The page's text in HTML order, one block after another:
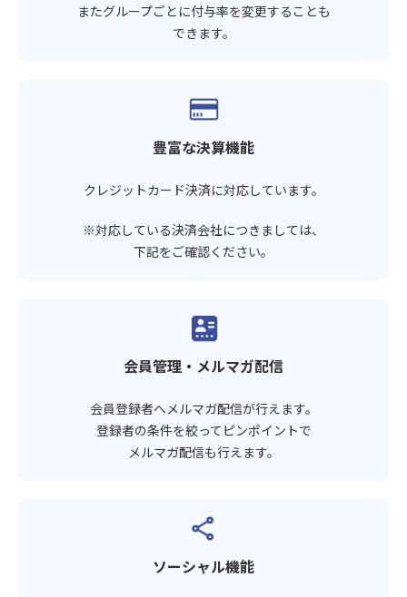
またグループごとに付与率を変更することも
できます。
豊富な決算機能
クレジットカード決済に対応しています。
※対応している決済会社につきましては、
下記をご確認ください。
会員管理・メルマガ配信
会員登録者へメルマガ配信が行えます。
登録者の条件を絞ってピンポイントで
メルマガ配信も行えます。
ソーシャル機能